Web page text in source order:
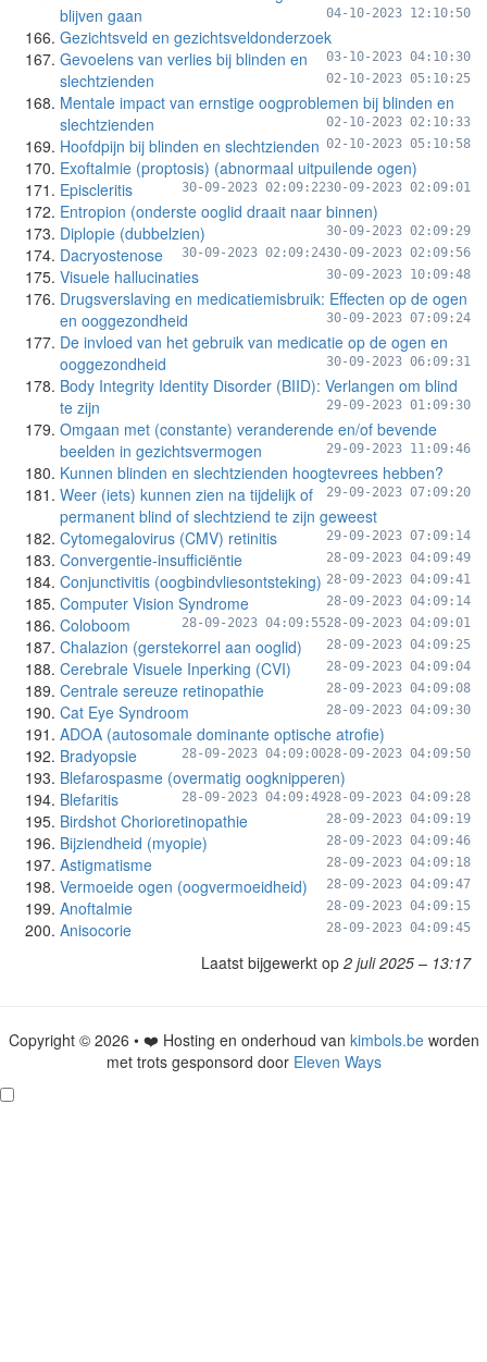
blijven gaan
04-10-2023 12:10:50
Gezichtsveld en gezichtsveldonderzoek
03-10-2023 04:10:30
Gevoelens van verlies bij blinden en
slechtzienden
02-10-2023 05:10:25
Mentale impact van ernstige oogproblemen bij blinden en
slechtzienden
02-10-2023 02:10:33
Hoofdpijn bij blinden en slechtzienden 02-10-2023 05:10:58
Exoftalmie (proptosis) (abnormaal uitpuilende ogen)
30-09-2023 02:09:01
Episcleritis 30-09-2023 02:09:22
Entropion (onderste ooglid draait naar binnen)
30-09-2023 02:09:29
Diplopie (dubbelzien)
30-09-2023 02:09:56
Dacryostenose 30-09-2023 02:09:24
Visuele hallucinaties 30-09-2023 10:09:48
Drugsverslaving en medicatiemisbruik: Effecten op de ogen
en ooggezondheid
30-09-2023 07:09:24
De invloed van het gebruik van medicatie op de ogen en
ooggezondheid
30-09-2023 06:09:31
Body Integrity Identity Disorder (BIID): Verlangen om blind
te zijn
29-09-2023 01:09:30
Omgaan met (constante) veranderende en/of bevende
beelden in gezichtsvermogen
29-09-2023 11:09:46
Kunnen blinden en slechtzienden hoogtevrees hebben?
29-09-2023 07:09:20
Weer (iets) kunnen zien na tijdelijk of
permanent blind of slechtziend te zijn geweest
29-09-2023 07:09:14
Cytomegalovirus (CMV) retinitis
28-09-2023 04:09:49
Convergentie-insufficiëntie
28-09-2023 04:09:41
Conjunctivitis (oogbindvliesontsteking)
28-09-2023 04:09:14
Computer Vision Syndrome
28-09-2023 04:09:01
Coloboom 28-09-2023 04:09:55
Chalazion (gerstekorrel aan ooglid) 28-09-2023 04:09:25
Cerebrale Visuele Inperking (CVI) 28-09-2023 04:09:04
Centrale sereuze retinopathie 28-09-2023 04:09:08
Cat Eye Syndroom 28-09-2023 04:09:30
ADOA (autosomale dominante optische atrofie)
28-09-2023 04:09:50
Bradyopsie 28-09-2023 04:09:00
Blefarospasme (overmatig oogknipperen)
28-09-2023 04:09:28
Blefaritis 28-09-2023 04:09:49
Birdshot Chorioretinopathie 28-09-2023 04:09:19
Bijziendheid (myopie) 28-09-2023 04:09:46
Astigmatisme 28-09-2023 04:09:18
Vermoeide ogen (oogvermoeidheid) 28-09-2023 04:09:47
Anoftalmie 28-09-2023 04:09:15
Anisocorie 28-09-2023 04:09:45
Laatst bijgewerkt op 2 juli 2025 – 13:17
Copyright © 2026 • ❤️ Hosting en onderhoud van kimbols.beworden
met trots gesponsord door Eleven Ways